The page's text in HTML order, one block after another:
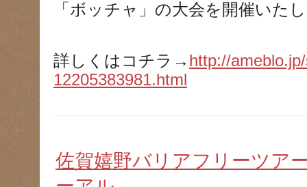
「ボッチャ」の大会を開催いた
詳しくはコチラ→ http://
12205383981.html
佐賀嬉野バリアフリーツア